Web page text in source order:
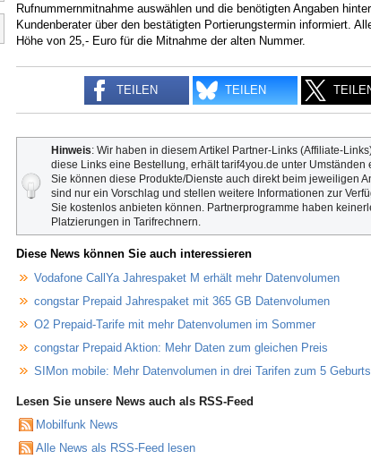
Rufnummernmitnahme auswählen und die benötigten Angaben
Kundenberater über den bestätigten Portierungstermin informiert.
Höhe von 25,- Euro für die Mitnahme der alten Nummer.
TEILEN TEILEN
Hinweis: Wir haben in diesem Artikel Partner-Links (Affiliate-
diese Links eine Bestellung, erhält tarif4you.de unter
Sie können diese Produkte/Dienste auch direkt beim jeweiligen
sind nur ein Vorschlag und stellen weitere Informationen zur
Sie kostenlos anbieten können. Partnerprogramme haben
Platzierungen in Tarifrechnern.
Diese News können Sie auch interessieren
Vodafone CallYa Jahrespaket M erhält mehr Datenvolumen
congstar Prepaid Jahrespaket mit 365 GB Datenvolumen
O2 Prepaid-Tarife mit mehr Datenvolumen im Sommer
congstar Prepaid Aktion: Mehr Daten zum gleichen Preis
SIMon mobile: Mehr Datenvolumen in drei Tarifen zum 5
Lesen Sie unsere News auch als RSS-Feed
Mobilfunk News
Alle News als RSS-Feed lesen